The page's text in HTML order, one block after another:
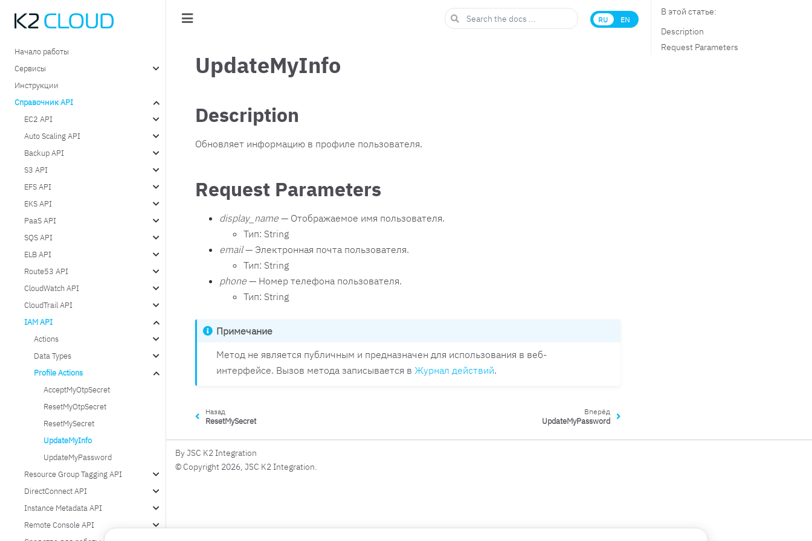
Начало работы
Сервисы
Инструкции
Справочник API
EC2 API
Auto Scaling API
Backup API
S3 API
EFS API
EKS API
PaaS API
SQS API
ELB API
Route53 API
CloudWatch API
CloudTrail API
IAM API
Actions
Data Types
Profile Actions
AcceptMyOtpSecret
ResetMyOtpSecret
ResetMySecret
UpdateMyInfo
UpdateMyPassword
Resource Group Tagging API
DirectConnect API
Instance Metadata API
Remote Console API
EN
RU
В этой статье:
Description
Request Parameters
UpdateMyInfo
Description
Обновляет информацию в профиле пользователя.
Request Parameters
display_name — Отображаемое имя пользователя.
Тип: String
email— Электронная почта пользователя.
Тип: String
phone — Номер телефона пользователя.
Тип: String
Примечание
Метод не является публичным и предназначен для использования в веб-
интерфейсе. Вызов метода записывается в Журнал действий.
Назад
ResetMySecret
Вперёд
UpdateMyPassword
By JSC K2 Integration
© Copyright 2026, JSC K2 Integration.